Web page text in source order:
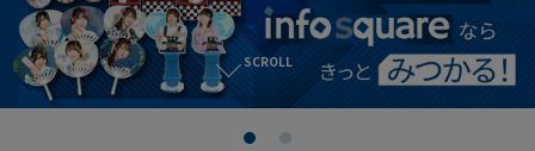
meeting_room ログイン person 新規会員登録
カテゴリーから探す
SCROLL